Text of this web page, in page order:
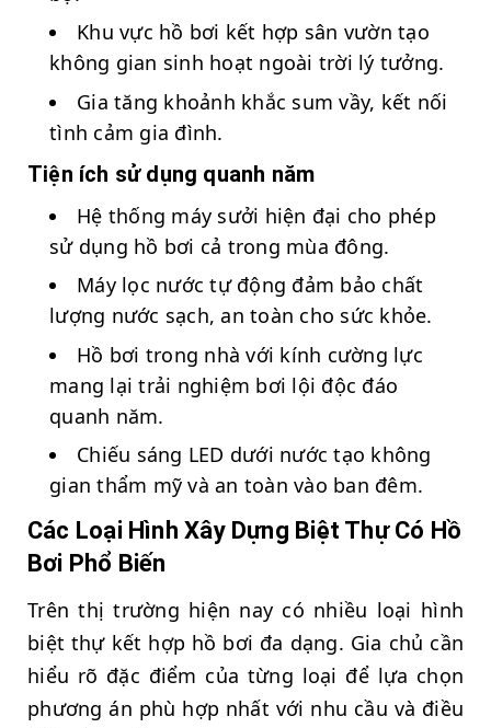
Khu vực hồ bơi kết hợp sân vườn tạo
không gian sinh hoạt ngoài trời lý tưởng.
Gia tăng khoảnh khắc sum vầy, kết nối
tình cảm gia đình.
Tiện ích sử dụng quanh năm
Hệ thống máy sưởi hiện đại cho phép
sử dụng hồ bơi cả trong mùa đông.
Máy lọc nước tự động đảm bảo chất
lượng nước sạch, an toàn cho sức khỏe.
Hồ bơi trong nhà với kính cường lực
mang lại trải nghiệm bơi lội độc đáo
quanh năm.
Chiếu sáng LED dưới nước tạo không
gian thẩm mỹ và an toàn vào ban đêm.
Các Loại Hình Xây Dựng Biệt Thự Có Hồ
Bơi Phổ Biến
Trên thị trường hiện nay có nhiều loại hình
biệt thự kết hợp hồ bơi đa dạng. Gia chủ cần
hiểu rõ đặc điểm của từng loại để lựa chọn
phương án phù hợp nhất với nhu cầu và điều